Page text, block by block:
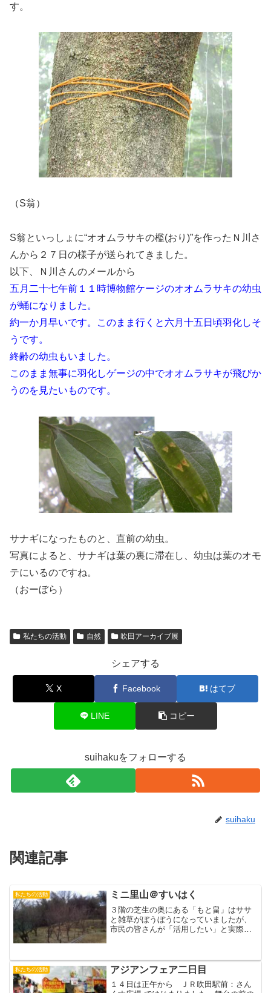
す。
（S翁）
S翁といっしょに“オオムラサキの檻(おり)”を作ったＮ川さ
んから２７日の様子が送られてきました。
以下、Ｎ川さんのメールから
五月二十七午前１１時博物館ケージのオオムラサキの幼虫
が蛹になりました。
約一か月早いです。このまま行くと六月十五日頃羽化しそ
うです。
終齢の幼虫もいました。
このまま無事に羽化しゲージの中でオオムラサキが飛びか
うのを見たいものです。
サナギになったものと、直前の幼虫。
写真によると、サナギは葉の裏に滞在し、幼虫は葉のオモ
テにいるのですね。
（おーぼら）
私たちの活動 自然 吹田アーカイブ展
シェアする
X Facebook はてブ
LINE コピー
suihakuをフォローする
suihaku
関連記事
私たちの活動 ミニ里山＠すいはく
３階の芝生の奥にある「もと畠」はササ
と雑草がぼうぼうになっていましたが、
市民の皆さんが「活用したい」と実際に
場の向こうに）...
私たちの活動 アジアンフェア二日目
１４日は正午から ＪＲ吹田駅前：さん